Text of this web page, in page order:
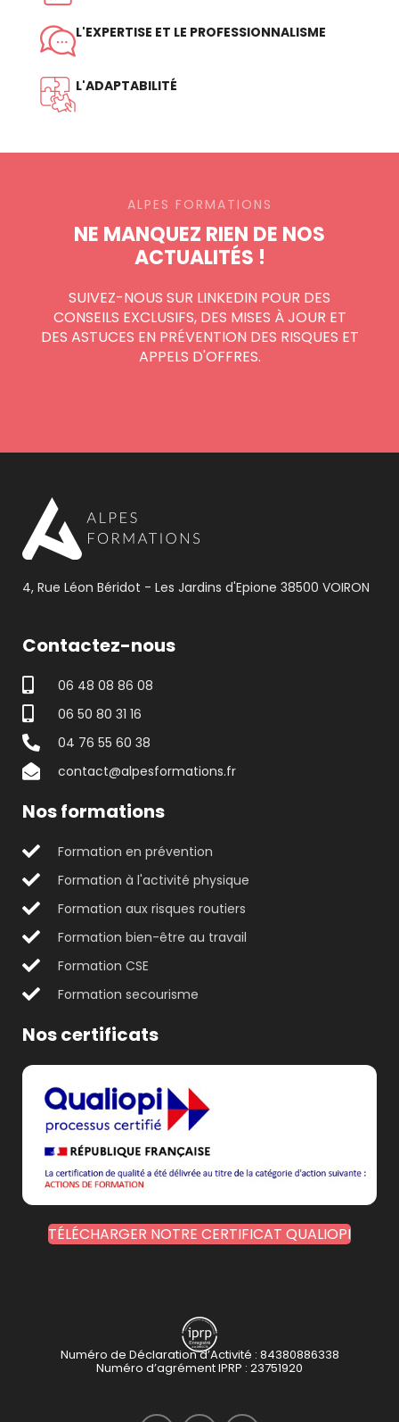
L'EXPERTISE ET LE PROFESSIONNALISME
L'ADAPTABILITÉ
ALPES FORMATIONS
NE MANQUEZ RIEN DE NOS
ACTUALITÉS !
SUIVEZ-NOUS SUR LINKEDIN POUR DES
CONSEILS EXCLUSIFS, DES MISES À JOUR ET
DES ASTUCES EN PRÉVENTION DES RISQUES ET
APPELS D'OFFRES.
4, Rue Léon Béridot - Les Jardins d'Epione 38500 VOIRON
Contactez-nous
06 48 08 86 08
06 50 80 31 16
04 76 55 60 38
contact@alpesformations.fr
Nos formations
Formation en prévention
Formation à l'activité physique
Formation aux risques routiers
Formation bien-être au travail
Formation CSE
Formation secourisme
Nos certificats
TÉLÉCHARGER NOTRE CERTIFICAT QUALIOPI
Numéro de Déclaration d’Activité : 84380886338
Numéro d’agrément IPRP : 23751920